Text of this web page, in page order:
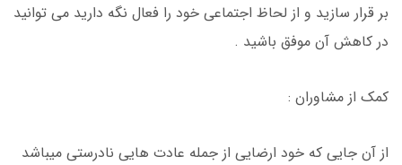
بر قرار سازید و از لحاظ اجتماعی خود را فعال نگه دارید می توانید
در کاهش آن موفق باشید .
کمک از مشاوران :
از آن جایی که خود ارضایی از جمله عادت هایی نادرستی میباشد